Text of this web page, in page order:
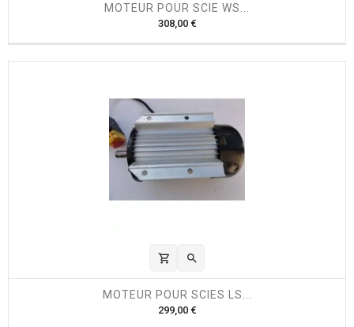
MOTEUR POUR SCIE WS...
308,00 €P
x
shopping_cart 
MOTEUR POUR SCIES LS...
299,00 €P